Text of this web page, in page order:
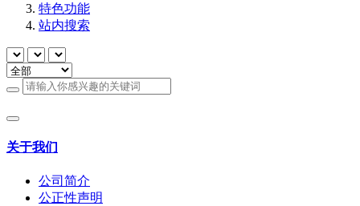
特色功能
站内搜索
关于我们
公司简介
公正性声明